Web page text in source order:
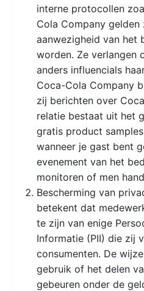
interne protocollen
Cola Company
aanwezigheid van het
worden. Ze verlangen
anders influencials
Coca-Cola Company
zij berichten over
relatie bestaat uit het
gratis product
wanneer je gast bent
evenement van het
monitoren of men
Bescherming van
betekent dat
te zijn van enige
Informatie (PII) die zij
consumenten. De
gebruik of het delen
gebeuren onder de